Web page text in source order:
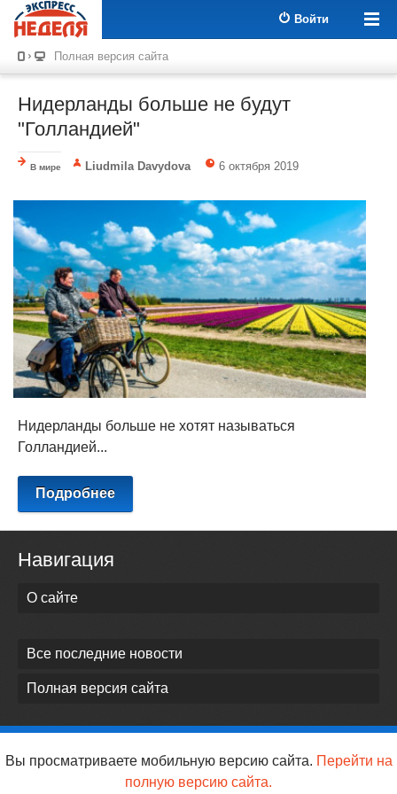
Войти
Полная версия сайта
Нидерланды больше не будут
"Голландией"
В мире Liudmila Davydova 6 октября 2019
Нидерланды больше не хотят называться
Голландией...
Подробнее
Навигация
О сайте
Все последние новости
Полная версия сайта
Вы просматриваете мобильную версию сайта. Перейти на
полную версию сайта.